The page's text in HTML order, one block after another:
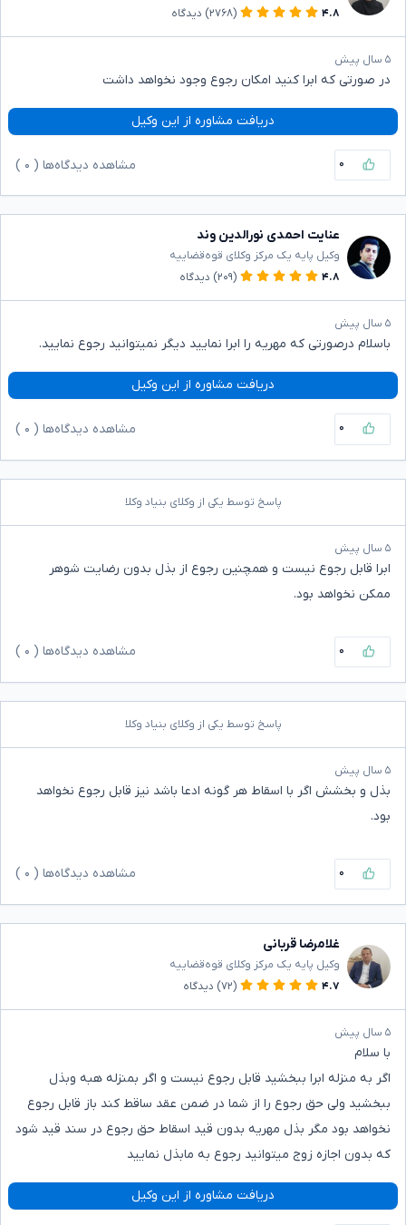
۴.۸
(۲۷۶۸) دیدگاه
۵ سال پیش
در صورتی که ابرا کنید امکان رجوع وجود نخواهد داشت
دریافت مشاوره از این وکیل
۰ مشاهده دیدگاه‌ها ( ۰
عنایت احمدی نورالدین وند
وکیل پایه یک مرکز وکلای قوه‌قضاییه
۴.۸
(۲۰۹) دیدگاه
۵ سال پیش
باسلام درصورتی که مهریه را ابرا نمایید دیگر نمیتوانید رجوع نمایید.
دریافت مشاوره از این وکیل
۰ مشاهده دیدگاه‌ها ( ۰
پاسخ توسط یکی از وکلای بنیاد وکلا
۵ سال پیش
ابرا قابل رجوع نیست و همچنین رجوع از بذل بدون رضایت شوهر
ممکن نخواهد بود.
۰ مشاهده دیدگاه‌ها ( ۰
پاسخ توسط یکی از وکلای بنیاد وکلا
۵ سال پیش
بذل و بخشش اگر با اسقاط هر گونه ادعا باشد نیز قابل رجوع نخواهد
بود.
۰ مشاهده دیدگاه‌ها ( ۰
غلامرضا قربانی
وکیل پایه یک مرکز وکلای قوه‌قضاییه
۴.۷
(۷۲) دیدگاه
۵ سال پیش
با سلام
اگر به منزله ابرا ببخشید قابل رجوع نیست و اگر بمنزله هبه وبذل
ببخشید ولی حق رجوع را از شما در ضمن عقد ساقط کند باز قابل رجوع
نخواهد بود مگر بذل مهریه بدون قید اسقاط حق رجوع در سند قید شود
که بدون اجازه زوج میتوانید رجوع به مابذل نمایید
دریافت مشاوره از این وکیل